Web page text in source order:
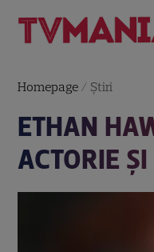
Homepage / Știri
ETHAN
ACTORIE